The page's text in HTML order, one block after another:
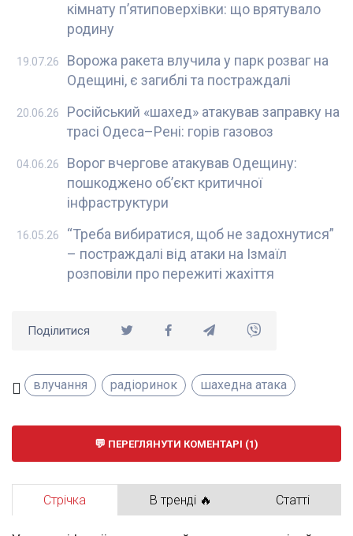
кімнату п’ятиповерхівки: що врятувало
родину
Ворожа ракета влучила у парк розваг на
Одещині, є загиблі та постраждалі
19.07.26
Російський «шахед» атакував заправку на
трасі Одеса–Рені: горів газовоз
20.06.26
Ворог вчергове атакував Одещину:
пошкоджено обʼєкт критичної
інфраструктури
04.06.26
“Треба вибиратися, щоб не задохнутися”
– постраждалі від атаки на Ізмаїл
розповіли про пережиті жахіття
16.05.26
Поділитися
влучання радіоринок шахедна атака
ПЕРЕГЛЯНУТИ КОМЕНТАРІ (1)
Стрічка В тренді 🔥 Статті